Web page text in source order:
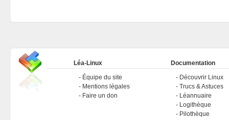
Léa-Linux
Équipe du site
Mentions légales
Faire un don
Documentation
Découvrir Linux
Trucs & Astuces
Léannuaire
Logithèque
Pilothèque